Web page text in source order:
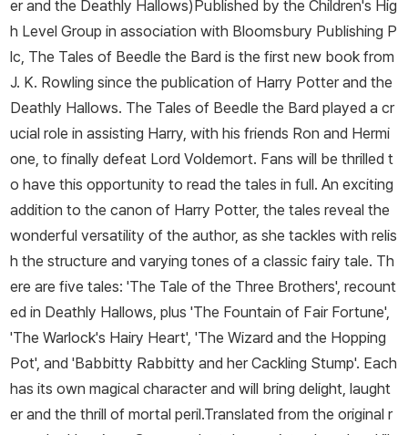
er and the Deathly Hallows)Published by the Children's Hig
h Level Group in association with Bloomsbury Publishing P
lc, The Tales of Beedle the Bard is the first new book from
J. K. Rowling since the publication of Harry Potter and the
Deathly Hallows. The Tales of Beedle the Bard played a cr
ucial role in assisting Harry, with his friends Ron and Hermi
one, to finally defeat Lord Voldemort. Fans will be thrilled t
o have this opportunity to read the tales in full. An exciting
addition to the canon of Harry Potter, the tales reveal the
wonderful versatility of the author, as she tackles with relis
h the structure and varying tones of a classic fairy tale. Th
ere are five tales: 'The Tale of the Three Brothers', recount
ed in Deathly Hallows, plus 'The Fountain of Fair Fortune',
'The Warlock's Hairy Heart', 'The Wizard and the Hopping
Pot', and 'Babbitty Rabbitty and her Cackling Stump'. Each
has its own magical character and will bring delight, laught
er and the thrill of mortal peril.Translated from the original r